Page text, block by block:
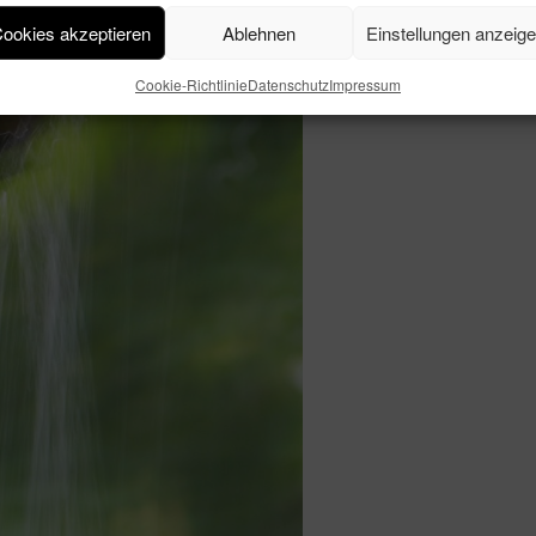
akzeptieren Ablehnen Einstellungen
Cookie-RichtlinieDatenschutzImpressum